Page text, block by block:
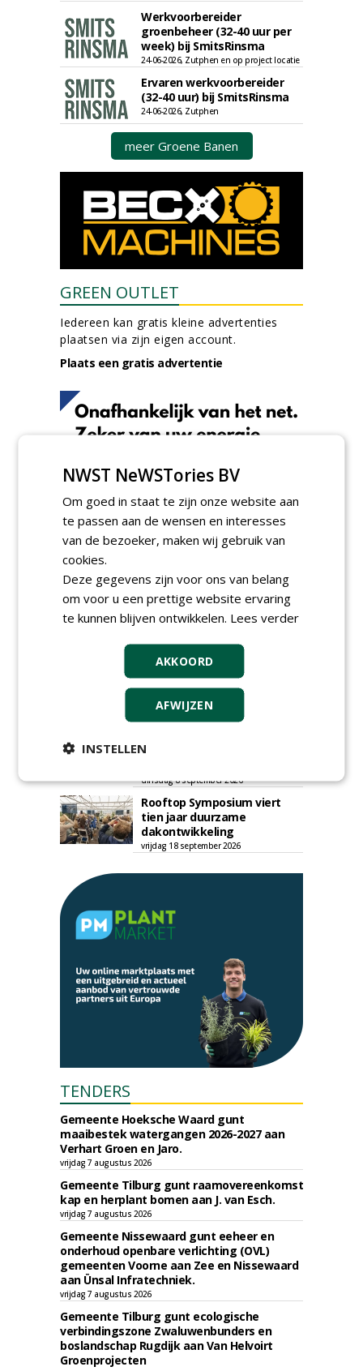
Werkvoorbereider
groenbeheer (32-40 uur per
week) bij SmitsRinsma
24-06-2026, Zutphen en op project locatie
Ervaren werkvoorbereider
(32-40 uur) bij SmitsRinsma
24-06-2026, Zutphen
meer Groene Banen
GREEN OUTLET
Iedereen kan gratis kleine advertenties
plaatsen via zijn eigen account.
Plaats een gratis advertentie
AGENDA
Roadshow over
woensdag 12 augustus 2026
Vakdag 'All About Annuals'
zet eenjarige planten
donderdag 27 augustus 2026
Openbare Ruimte Congres
2026: integrale keuzes
centraal in Zaanstad
donderdag 3 september 2026
dat natuurinclusieve
dinsdag 8 september 2026
Rooftop Symposium viert
tien jaar duurzame
dakontwikkeling
vrijdag 18 september 2026
TENDERS
Gemeente Hoeksche Waard gunt
maaibestek watergangen 2026-2027 aan
Verhart Groen en Jaro.
vrijdag 7 augustus 2026
Gemeente Tilburg gunt raamovereenkomst
kap en herplant bomen aan J. van Esch.
vrijdag 7 augustus 2026
Gemeente Nissewaard gunt eeheer en
onderhoud openbare verlichting (OVL)
gemeenten Voorne aan Zee en Nissewaard
aan Ünsal Infratechniek.
vrijdag 7 augustus 2026
Gemeente Tilburg gunt ecologische
verbindingszone Zwaluwenbunders en
boslandschap Rugdijk aan Van Helvoirt
Groenprojecten
NWST NeWSTories BV
Om goed in staat te zijn onze website aan
te passen aan de wensen en interesses
van de bezoeker, maken wij gebruik van
cookies.
Deze gegevens zijn voor ons van belang
om voor u een prettige website ervaring
te kunnen blijven ontwikkelen. Lees verder
AKKOORD
AFWIJZEN
INSTELLEN